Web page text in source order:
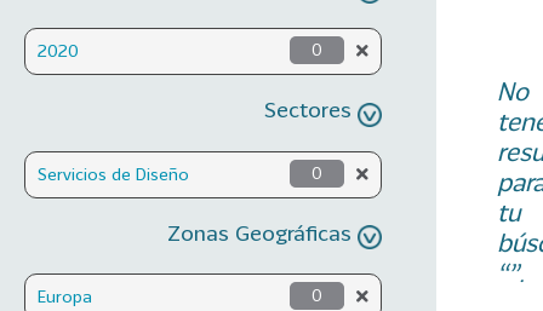
2020 0
Sectores
Servicios de Diseño 0
Zonas Geográficas
Europa 0
No
tu
“”.